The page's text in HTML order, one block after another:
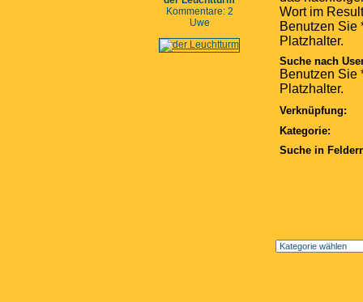
Kommentare: 2
Uwe
Wort im
Benutzen Sie
Platzhalter.
Suche nach
Benutzen Sie
Platzhalter.
Verknüpfung:
Kategorie:
Suche in